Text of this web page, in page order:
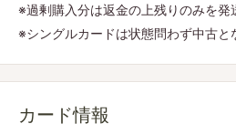
※過剰購入分は返金の上残りのみを発
※シングルカードは状態問わず中古と
カード情報